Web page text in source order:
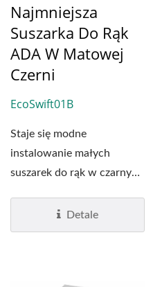
Najmniejsza
Suszarka Do Rąk
ADA W Matowej
Czerni
EcoSwift01B
Staje się modne
instalowanie małych
suszarek do rąk w czarnym
nowoczesny...Detale